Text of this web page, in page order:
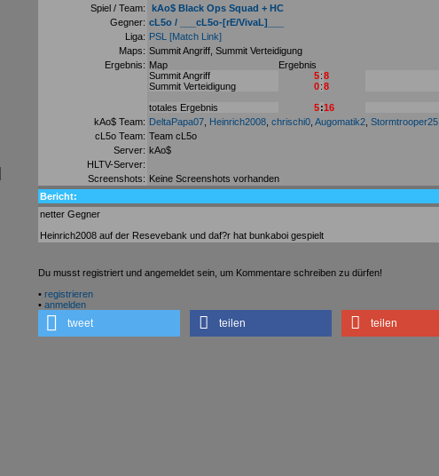
Spiel / Team:
kAo$ Black Ops Squad + HC
Gegner: cL5o / ___cL5o-[rE/VivaL]___
Liga: PSL [Match Link]
Maps: Summit Angriff, Summit Verteidigung
Ergebnis: Map
Ergebnis
Summit Angriff
5:8
Summit Verteidigung
0:8
totales Ergebnis
5:16
kAo$ Team: DeltaPapa07 Heinrich2008 chrischi0 Augomatik2 Stormtrooper25
cL5o Team: Team cL5o
Server: kAo$
HLTV-Server:
Screenshots: Keine Screenshots vorhanden
Bericht:
netter Gegner
Heinrich2008 auf der Resevebank und daf?r hat bunkaboi gespielt
Du musst registriert und angemeldet sein, um Kommentare schreiben zu dürfen!
• registrieren
• anmelden
tweet teilen teilen